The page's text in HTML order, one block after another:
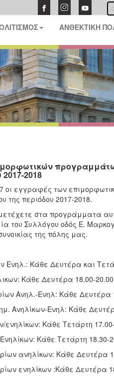
ΑΝΘΕΚΤΙΚΗ
2018
οι εγγραφές των
της περιόδου 2017-2018.
στα προγράμματα
του Συλλόγου οδός Ε.
της πόλης μας.
Κάθε Δευτέρα και
Κάθε Δευτέρα 18.00-20.00
Ανηλ.-Ενηλ: Κάθε Δευτέρα
Ανηλίκων-Ενηλ: Κάθε
Κάθε Τετάρτη
Κάθε Τετάρτη 18.30-
ανηλίκων: Κάθε Δευτέρα
ενηλίκων :Κάθε Δευτέρα